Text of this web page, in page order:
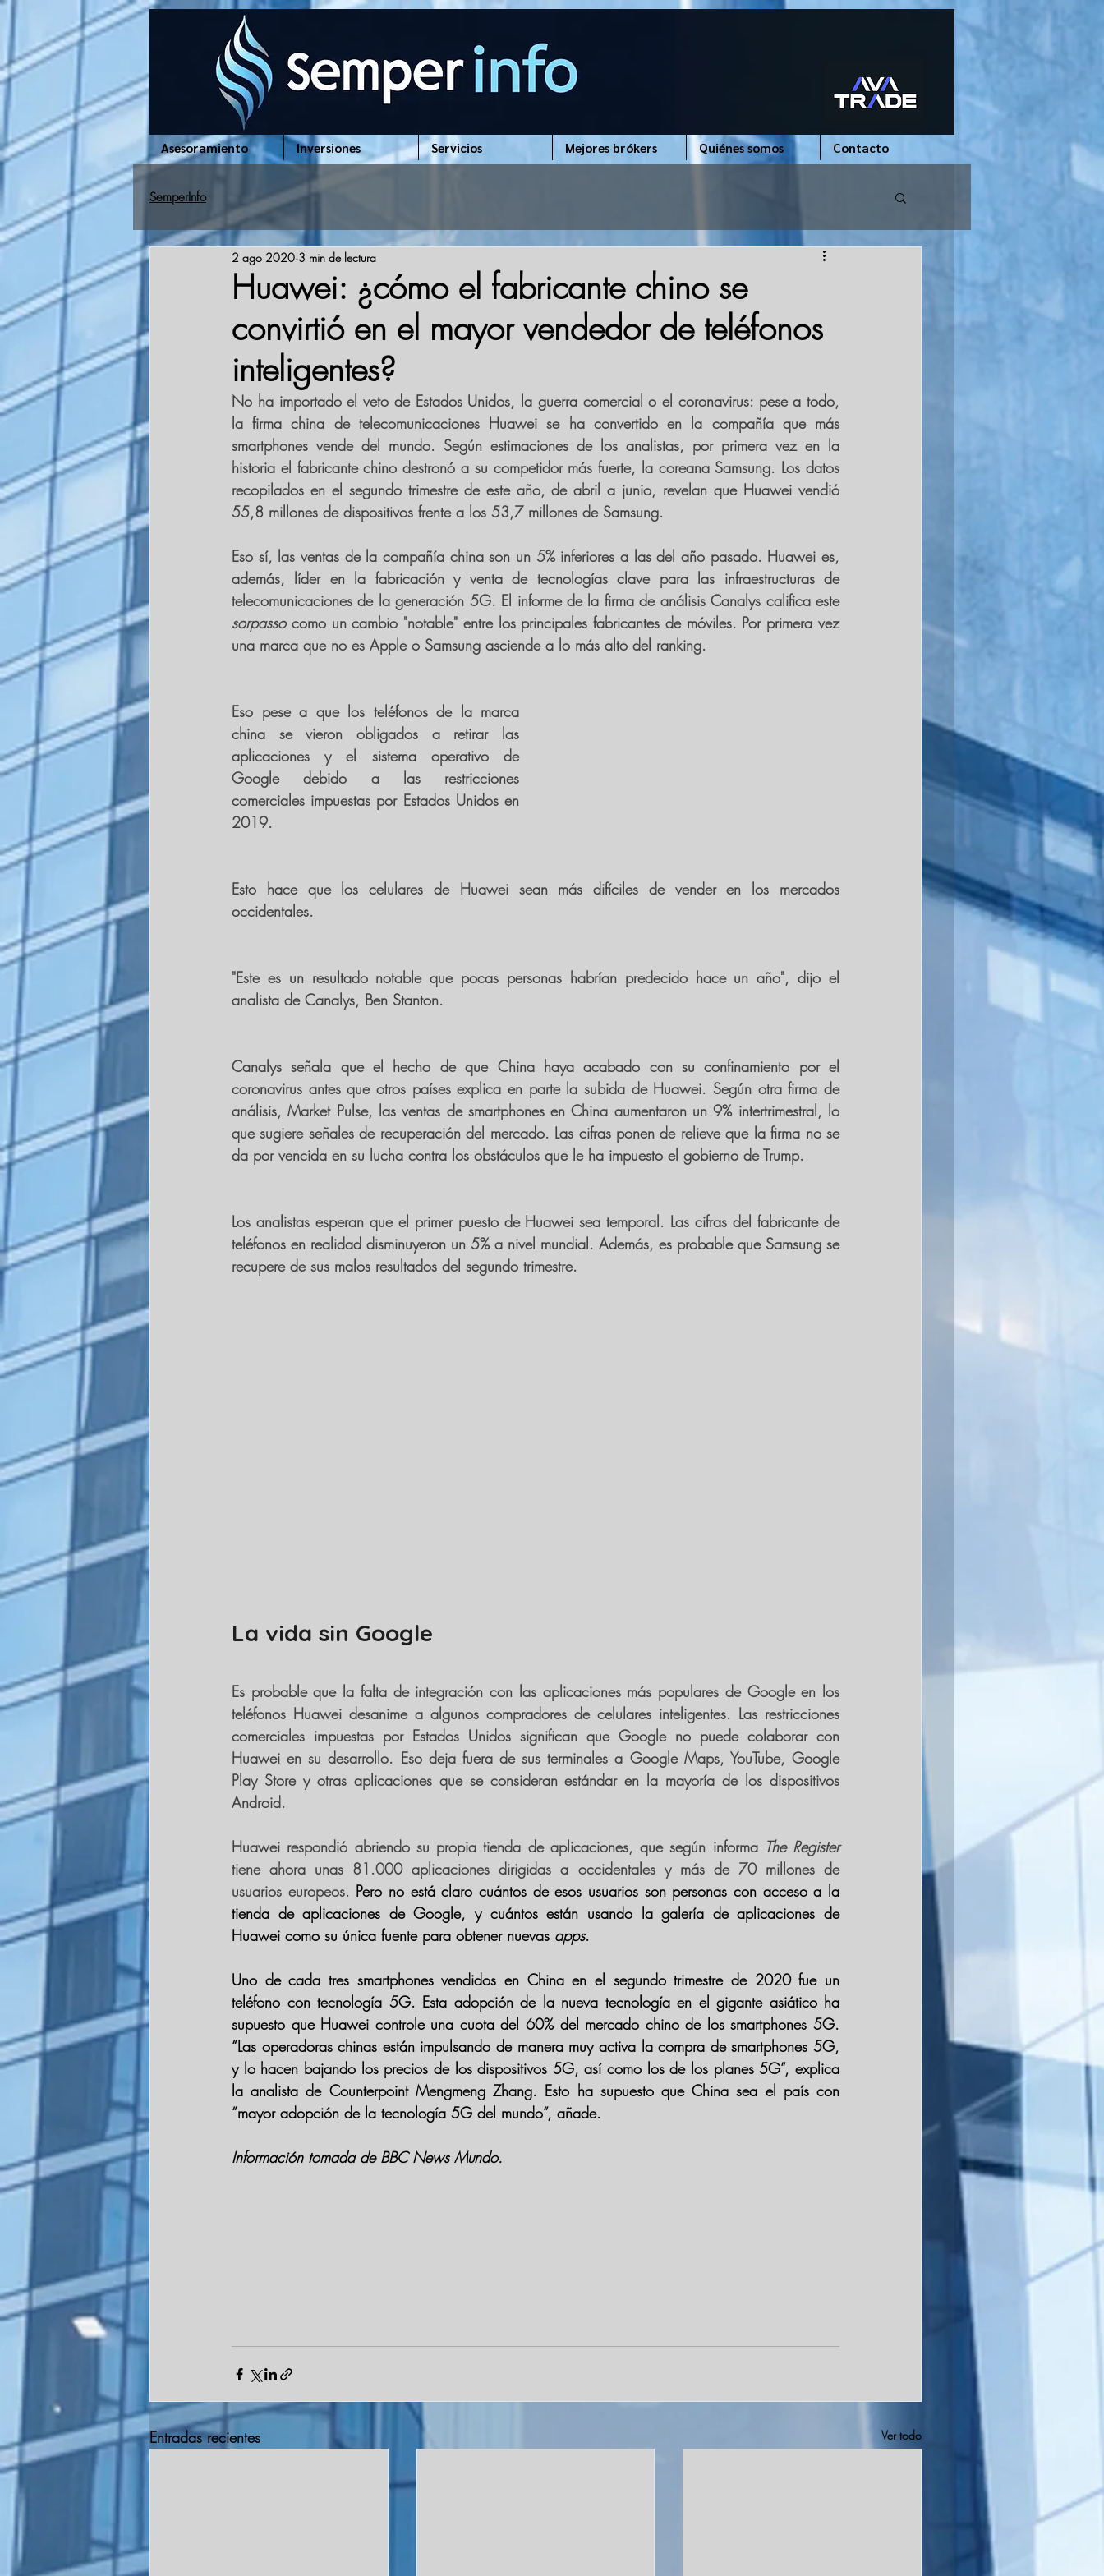
www.semperinfo.com
Asesoramiento Inversiones Servicios Mejores brókers Quiénes somos Contacto
SemperInfo
Huawei: ¿cómo el fabricante chino se
convirtió en el mayor vendedor de teléfonos
inteligentes?
2 ago 2020 3 min de lectura
No ha importado el veto de Estados Unidos, la guerra comercial o el coronavirus: pese a todo,
la firma china de telecomunicaciones Huawei se ha convertido en la compañía que más
smartphones vende del mundo. Según estimaciones de los analistas, por primera vez en la
historia el fabricante chino destronó a su competidor más fuerte, la coreana Samsung. Los datos
recopilados en el segundo trimestre de este año, de abril a junio, revelan que Huawei vendió
55,8 millones de dispositivos frente a los 53,7 millones de Samsung.
Eso sí, las ventas de la compañía china son un 5% inferiores a las del año pasado. Huawei es,
además, líder en la fabricación y venta de tecnologías clave para las infraestructuras de
telecomunicaciones
de la generación 5G. El informe de la firma de análisis Canalys califica este
sorpasso
como un cambio "notable" entre los principales fabricantes de móviles. Por primera vez
una marca que no es Apple o Samsung asciende a lo más alto del ranking.
Eso pese a que los teléfonos de la marca
china se vieron obligados a retirar las
aplicaciones y el sistema operativo de
Google debido a las restricciones
comerciales impuestas por Estados Unidos en
2019.
Esto hace que los celulares de Huawei sean más difíciles de vender en los mercados
occidentales.
"Este es un resultado notable que pocas personas habrían predecido hace un año", dijo el
analista de Canalys, Ben Stanton.
Canalys señala que el hecho de que China haya acabado con su confinamiento por el
coronavirus antes que otros países explica en parte la subida de Huawei. Según otra firma de
análisis, Market Pulse, las ventas de smartphones en China aumentaron un 9% intertrimestral, lo
que sugiere señales de recuperación del mercado. Las cifras ponen de relieve que la firma no se
da por vencida en su lucha contra los obstáculos que le ha impuesto el gobierno de Trump.
Los analistas esperan que el primer puesto de Huawei sea temporal. Las cifras del fabricante de
teléfonos en realidad disminuyeron un 5% a nivel mundial. Además, es probable que Samsung se
recupere de sus malos resultados del segundo trimestre.
La vida sin Google
Es probable que la falta de integración con las aplicaciones más populares de Google en los
teléfonos Huawei desanime a algunos compradores de celulares inteligentes. Las restricciones
comerciales impuestas por Estados Unidos significan que Google no puede colaborar con
Huawei en su desarrollo. Eso deja fuera de sus terminales a Google Maps, YouTube, Google
Play Store y otras aplicaciones que se consideran estándar en la mayoría de los dispositivos
Android.
Huawei respondió abriendo su propia tienda de aplicaciones, que según informa The Register
tiene ahora unas 81.000 aplicaciones dirigidas a occidentales y más de 70 millones de
usuarios europeos. Pero no está claro cuántos de esos usuarios son personas con acceso a la
tienda de aplicaciones de Google, y cuántos están usando la galería de aplicaciones de
Huawei como su única fuente para obtener nuevas apps.
Uno de cada tres smartphones vendidos en China en el segundo trimestre de 2020 fue un
teléfono con tecnología 5G. Esta adopción de la nueva tecnología en el gigante asiático ha
supuesto que Huawei controle una cuota del 60% del mercado chino de los smartphones 5G.
“Las operadoras chinas están impulsando de manera muy activa la compra de smartphones 5G,
y lo hacen bajando los precios de los dispositivos 5G, así como los de los planes 5G”, explica
“mayor adopción de la tecnología 5G del mundo”, añade.
Información tomada de BBC News Mundo.
Entradas recientes Ver todo